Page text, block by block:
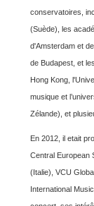
conservatoires,
(Suède), les
d'Amsterdam et
de Budapest, et
Hong Kong,
musique et
Zélande), et
En 2012, il etait
Central European
(Italie), VCU
International